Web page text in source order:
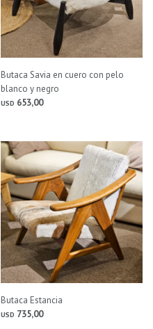
Butaca Savia en cuero con pelo
blanco y negro
USD 653,00
Butaca Estancia
USD 735,00